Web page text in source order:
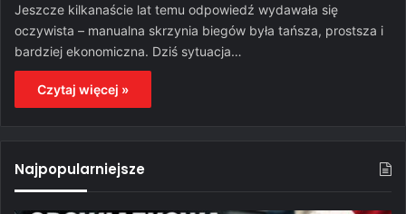
Jeszcze kilkanaście lat temu odpowiedź wydawała się
oczywista – manualna skrzynia biegów była tańsza, prostsza i
bardziej ekonomiczna. Dziś sytuacja…
Czytaj więcej »
Najpopularniejsze